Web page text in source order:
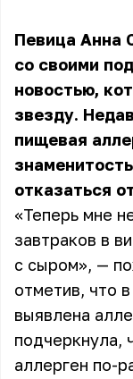
Певица Анна
со своими
новостью,
звезду.
пищевая
отказаться
«Теперь мне
завтраков в
с сыром», —
отметив, что
выявлена
подчеркнула,
аллерген по-